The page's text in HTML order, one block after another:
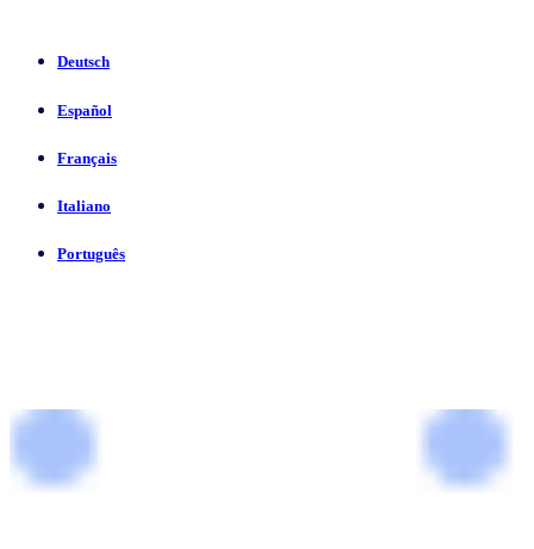
Deutsch
Español
Français
Italiano
Português